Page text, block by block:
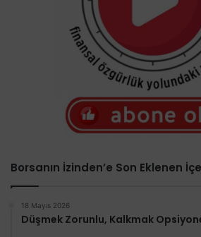
Borsanın İzinden’e Son Eklenen
18 Mayıs 2026
Düşmek Zorunlu, Kalkmak